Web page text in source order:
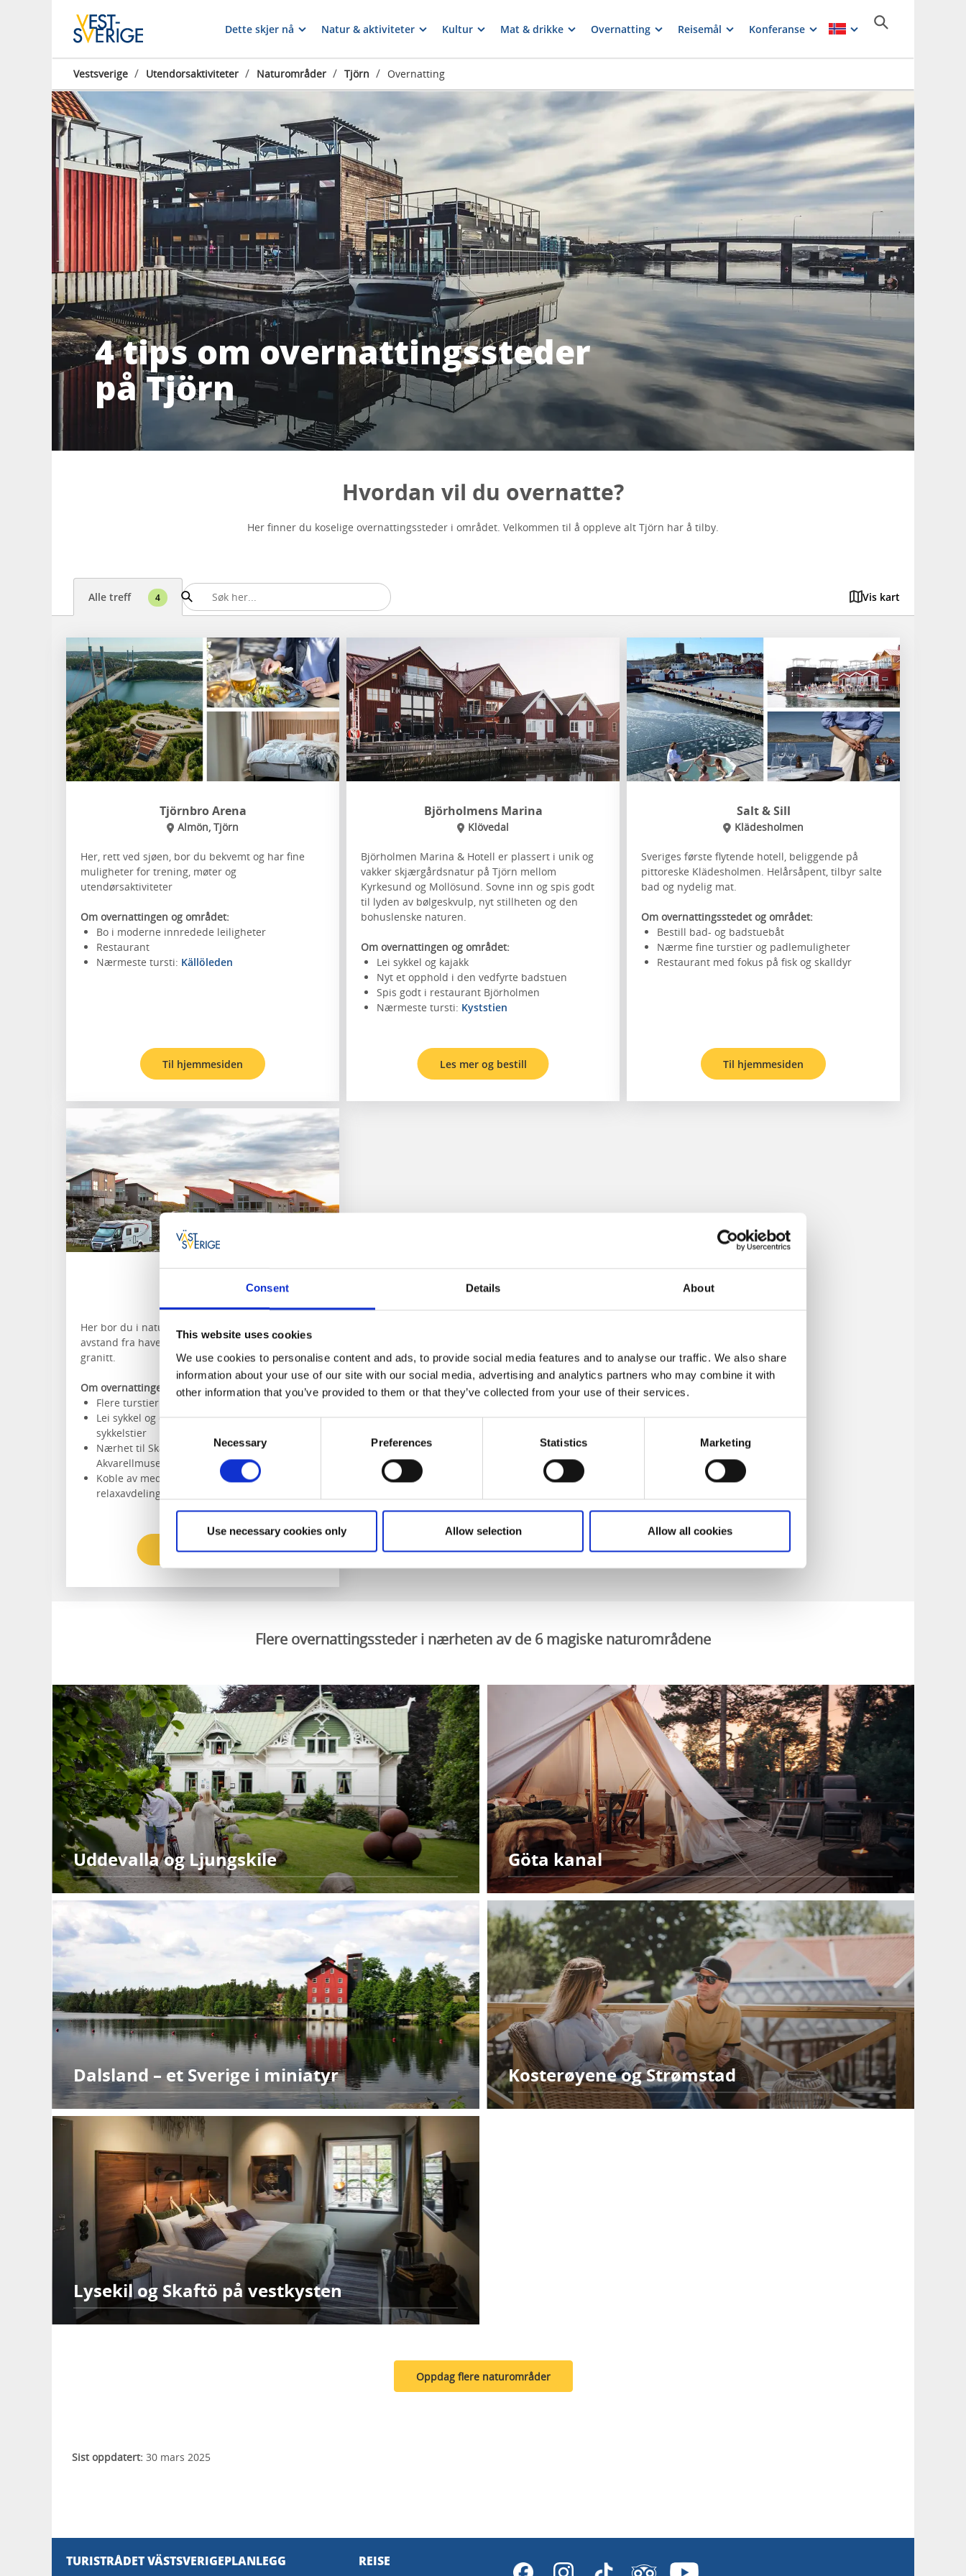
Consent Details About
This website uses cookies
We use cookies to personalise content and ads, to provide social media features and to analyse our traffic. We also share
information about your use of our site with our social media, advertising and analytics partners who may combine it with
other information that you’ve provided to them or that they’ve collected from your use of their services.
Necessary Preferences Statistics Marketing
Use necessary cookies only Allow selection Allow all cookies
Dette skjer nå Natur & aktiviteter Kultur Mat & drikke Overnatting Reisemål Konferanse
Vestsverige / Utendorsaktiviteter / Naturområder / Tjörn / Overnatting
4 tips om overnattingssteder
på Tjörn
Hvordan vil du overnatte?
Her finner du koselige overnattingssteder i området. Velkommen til å oppleve alt Tjörn har å tilby.
Alle treff 4 Vis kart
Tjörnbro Arena
Almön, Tjörn
Her, rett ved sjøen, bor du bekvemt og har fine
muligheter for trening, møter og
utendørsaktiviteter
Om overnattingen og området:
Bo i moderne innredede leiligheter
Restaurant
Nærmeste tursti: Källöleden
Til hjemmesiden
Björholmens Marina
Klövedal
Björholmen Marina & Hotell er plassert i unik og
vakker skjærgårdsnatur på Tjörn mellom
Kyrkesund og Mollösund. Sovne inn og spis godt
til lyden av bølgeskvulp, nyt stillheten og den
bohuslenske naturen.
Om overnattingen og området:
Lei sykkel og kajakk
Nyt et opphold i den vedfyrte badstuen
Spis godt i restaurant Björholmen
Nærmeste tursti: Kyststien
Les mer og bestill
Salt & Sill
Klädesholmen
Sveriges første flytende hotell, beliggende på
pittoreske Klädesholmen. Helårsåpent, tilbyr salte
bad og nydelig mat.
Om overnattingsstedet og området:
Bestill bad- og badstuebåt
Nærme fine turstier og padlemuligheter
Restaurant med fokus på fisk og skalldyr
Til hjemmesiden
Her bor du i naturskjønne omgivelser i kort
avstand fra havet, omgitt av bohuslensk, glitrende
granitt.
Om overnattingen og området:
Flere turstier i nærheten
Lei sykkel og opplev noen av Tjörns mange
sykkelstier
Nærhet til Skärhamn sentrum, Nordiska
Akvarellmuseet og Pilane Skulpturpark
Koble av med bad og badstue i
relaxavdelingen
Les mer og bestill
Flere overnattingssteder i nærheten av de 6 magiske naturområdene
Uddevalla og Ljungskile Göta kanal
Dalsland – et Sverige i miniatyr Kosterøyene og Strømstad
Lysekil og Skaftö på vestkysten
Oppdag flere naturområder
Sist oppdatert: 30 mars 2025
TURISTRÅDET VÄSTSVERIGEPLANLEGG REISE